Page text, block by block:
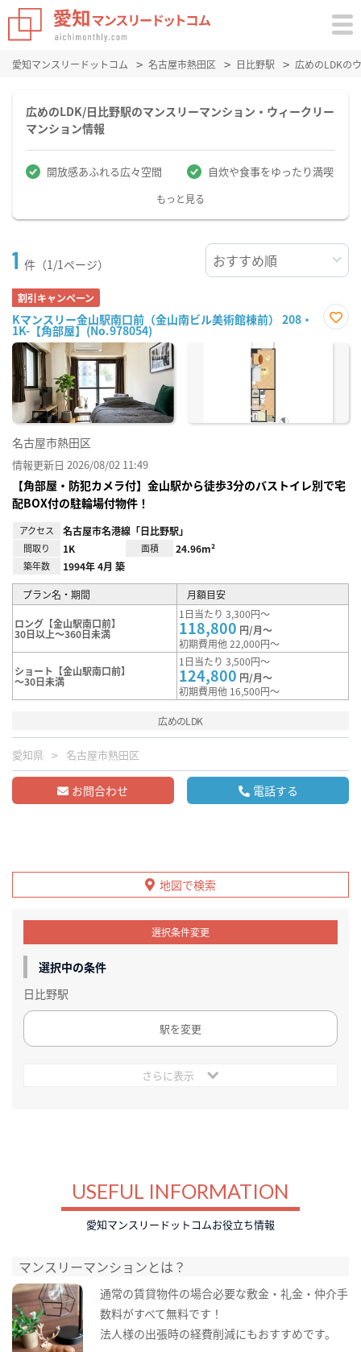
愛知マンスリードットコム 名古屋市熱田区 日比野駅 広めのLDKの
広めのLDK/日比野駅のマンスリーマンション・ウィークリー
マンション情報
開放感あふれる広々空間 自炊や食事をゆったり満喫
もっと見る
1 件（1/1ページ）
割引キャンペーン
Kマンスリー金山駅南口前（金山南ビル美術館棟前） 208・
1K-【角部屋】(No.978054)
に入
名古屋市熱田区
情報更新日 2026/08/02 11:49
【角部屋・防犯カメラ付】金山駅から徒歩3分のバストイレ別で宅
配BOX付の駐輪場付物件！
アクセス 名古屋市名港線「日比野駅」
間取り 1K 面積 24.96m²
築年数 1994年 4月 築
プラン名・期間 月額目安
ロング【金山駅南口前】
30日以上～360日未満
1日当たり 3,300円～
118,800 円/月～
初期費用他 22,000円～
ショート【金山駅南口前】
～30日未満
1日当たり 3,500円～
124,800 円/月～
初期費用他 16,500円～
広めのLDK
愛知県 名古屋市熱田区
お問合わせ 電話する
地図で検索
選択条件変更
選択中の条件
日比野駅
駅を変更
さらに表示
USEFUL INFORMATION
愛知マンスリードットコムお役立ち情報
マンスリーマンションとは？
通常の賃貸物件の場合必要な敷金・礼金・仲介手
数料がすべて無料です！
法人様の出張時の経費削減にもおすすめです。